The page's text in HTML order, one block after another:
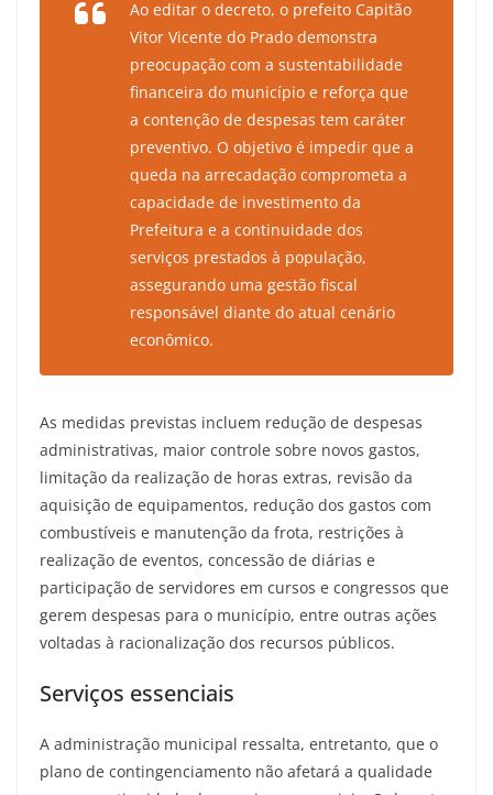
Ao editar o decreto, o prefeito Capitão
Vitor Vicente do Prado demonstra
preocupação com a sustentabilidade
financeira do município e reforça que
a contenção de despesas tem caráter
preventivo. O objetivo é impedir que a
queda na arrecadação comprometa a
capacidade de investimento da
Prefeitura e a continuidade dos
serviços prestados à população,
assegurando uma gestão fiscal
responsável diante do atual cenário
econômico.
As medidas previstas incluem redução de despesas
administrativas, maior controle sobre novos gastos,
limitação da realização de horas extras, revisão da
aquisição de equipamentos, redução dos gastos com
combustíveis e manutenção da frota, restrições à
realização de eventos, concessão de diárias e
participação de servidores em cursos e congressos que
gerem despesas para o município, entre outras ações
voltadas à racionalização dos recursos públicos.
Serviços essenciais
A administração municipal ressalta, entretanto, que o
plano de contingenciamento não afetará a qualidade